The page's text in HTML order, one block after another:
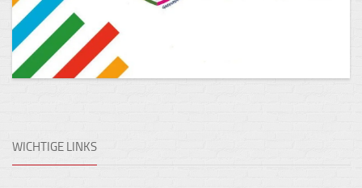
WICHTIGE LINKS